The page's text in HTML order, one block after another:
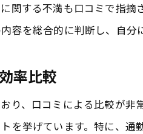
洗車口コミが信頼
洗車と定額プラン
関する不満も口コミで指
容を総合的に判断し、自
率比較
り、口コミによる比較が
を挙げています。特に、